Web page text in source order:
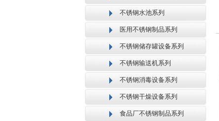
不锈钢水池系列
医用不锈钢制品系列
不锈钢储存罐设备系列
不锈钢输送机系列
不锈钢消毒设备系列
不锈钢干燥设备系列
食品厂不锈钢制品系列